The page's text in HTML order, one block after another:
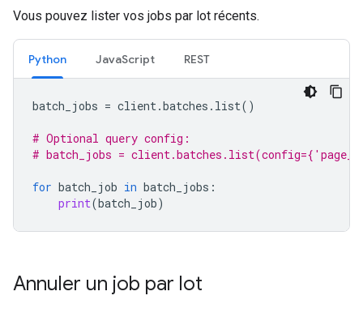
Vous pouvez lister vos jobs par lot récents.
Python JavaScript REST
batch_jobs = client.batches . list()
# Optional query config:
# batch_jobs =
for batch_job in batch_jobs :
print(batch_job)
Annuler un job par lot